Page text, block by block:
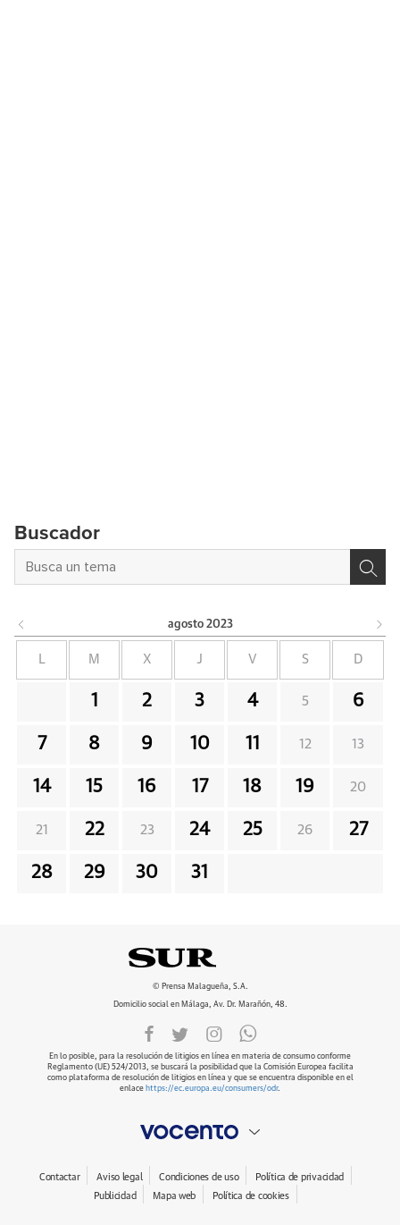
Buscador
agosto 2023
L M X J V S D
1 2 3 4 5 6
7 8 9 10 11 12 13
14 15 16 17 18 19 20
21 22 23 24 25 26 27
28 29 30 31
© Prensa Malagueña, S.A.
Domicilio social en Málaga, Av. Dr. Marañón, 48.
En lo posible, para la resolución de litigios en línea en materia de consumo conforme
Reglamento (UE) 524/2013, se buscará la posibilidad que la Comisión Europea facilita
como plataforma de resolución de litigios en línea y que se encuentra disponible en el
enlace https://ec.europa.eu/consumers/odr.
Contactar Aviso legal Condiciones de uso
Política de privacidad
Publicidad
Mapa web Política de cookies